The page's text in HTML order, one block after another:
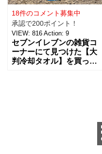
ーゼルナッツ）×４個ずつ
入ったチョコアソ
18件のコメント募集中
承認で200ポイント！
VIEW: 816 Action: 9
セブンイレブンの雑貨コ
ーナーにて見つけた【大
判冷却タオル】を買って